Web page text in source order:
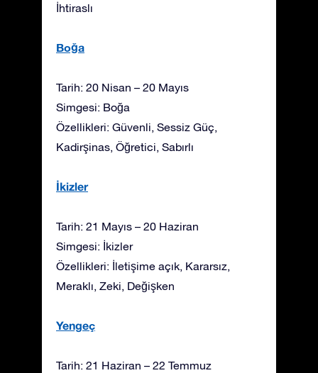
İhtiraslı
Boğa
Tarih: 20 Nisan – 20 Mayıs
Simgesi: Boğa
Özellikleri: Güvenli, Sessiz Güç,
Kadirşinas, Öğretici, Sabırlı
İkizler
Tarih: 21 Mayıs – 20 Haziran
Simgesi: İkizler
Özellikleri: İletişime açık, Kararsız,
Meraklı, Zeki, Değişken
Yengeç
Tarih: 21 Haziran – 22 Temmuz